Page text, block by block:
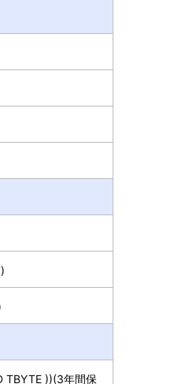
TBYTE ))(3年間保